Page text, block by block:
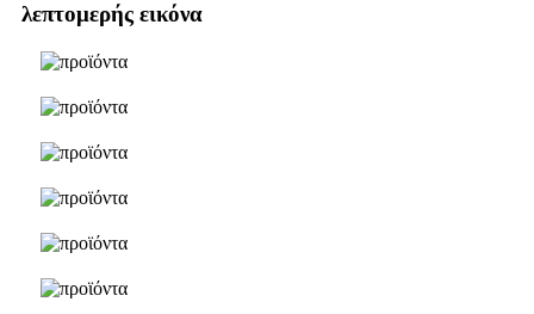
λεπτομερής εικόνα